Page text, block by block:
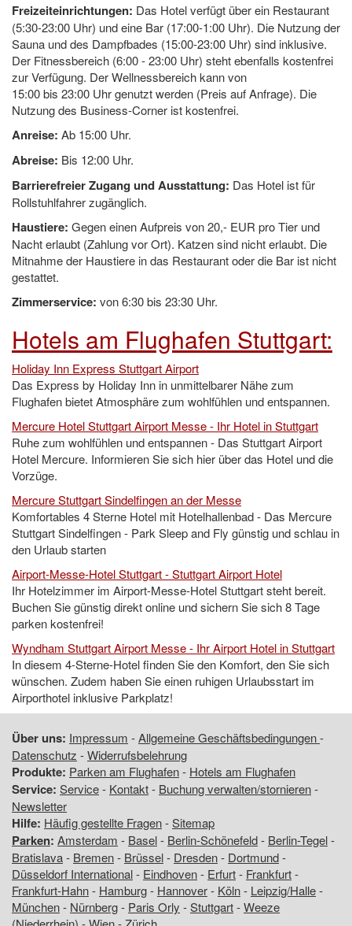
Freizeiteinrichtungen: Das Hotel verfügt über ein Restaurant
(5:30-23:00 Uhr) und eine Bar (17:00-1:00 Uhr). Die Nutzung der
Sauna und des Dampfbades (15:00-23:00 Uhr) sind inklusive.
Der Fitnessbereich (6:00 - 23:00 Uhr) steht ebenfalls kostenfrei
zur Verfügung. Der Wellnessbereich kann von
15:00 bis 23:00 Uhrgenutzt werden (Preis auf Anfrage). Die
Nutzung des Business-Corner ist kostenfrei.
Anreise: Ab 15:00 Uhr.
Abreise: Bis 12:00 Uhr.
Barrierefreier Zugang und Ausstattung: Das Hotel ist für
Rollstuhlfahrer zugänglich.
Haustiere: Gegen einen Aufpreis von 20,- EUR pro Tier und
Nacht erlaubt (Zahlung vor Ort). Katzen sind nicht erlaubt. Die
Mitnahme der Haustiere in das Restaurant oder die Bar ist nicht
gestattet.
Zimmerservice: von 6:30 bis 23:30 Uhr.
Hotels am Flughafen Stuttgart:
Holiday Inn Express Stuttgart Airport
Das Express by Holiday Inn in unmittelbarer Nähe zum
Flughafen bietet Atmosphäre zum wohlfühlen und entspannen.
Mercure Hotel Stuttgart Airport Messe - Ihr Hotel in Stuttgart
Ruhe zum wohlfühlen und entspannen - Das Stuttgart Airport
Hotel Mercure. Informieren Sie sich hier über das Hotel und die
Vorzüge.
Mercure Stuttgart Sindelfingen an der Messe
Komfortables 4 Sterne Hotel mit Hotelhallenbad - Das Mercure
Stuttgart Sindelfingen - Park Sleep and Fly günstig und schlau in
den Urlaub starten
Airport-Messe-Hotel Stuttgart - Stuttgart Airport Hotel
Ihr Hotelzimmer im Airport-Messe-Hotel Stuttgart steht bereit.
Buchen Sie günstig direkt online und sichern Sie sich 8 Tage
parken kostenfrei!
Wyndham Stuttgart Airport Messe - Ihr Airport Hotel in Stuttgart
In diesem 4-Sterne-Hotel finden Sie den Komfort, den Sie sich
wünschen. Zudem haben Sie einen ruhigen Urlaubsstart im
Airporthotel inklusive Parkplatz!
Über uns: Impressum -Allgemeine Geschäftsbedingungen-
Datenschutz -Widerrufsbelehrung
Produkte: Parken am Flughafen- Hotels am Flughafen
Service: Service- Kontakt- Buchung verwalten/stornieren-
Newsletter
Hilfe: Häufig gestellte Fragen-Sitemap
Parken: Amsterdam - Basel- Berlin-Schönefeld- Berlin-Tegel-
Bratislava- Bremen- Brüssel- Dresden- Dortmund-
Düsseldorf International- Eindhoven- Erfurt- Frankfurt-
Frankfurt-Hahn- Hamburg- Hannover- Köln- Leipzig/Halle-
München- Nürnberg- Paris Orly -Stuttgart-Weeze